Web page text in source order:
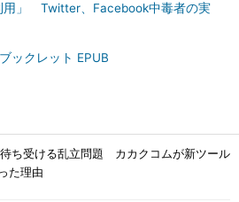
用」 Twitter、Facebook中毒者の実
ックレット EPUB
待ち受ける乱立問題 カカクコムが新ツール
た理由